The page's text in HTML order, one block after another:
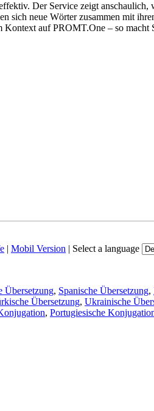
Der Service zeigt
sich neue Wörter zusammen mit
auf PROMT.One – so macht
| Mobil Version | Select a language
Übersetzung, Spanische Übersetzung,
Übersetzung, Ukrainische
, Portugiesische